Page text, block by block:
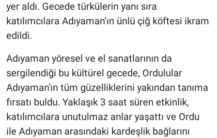
yer aldı. Gecede türkülerin yanı sıra
katılımcılara Adıyaman’ın ünlü çiğ köftesi ikram
edildi.
Adıyaman yöresel ve el sanatlarının da
sergilendiği bu kültürel gecede, Ordulular
Adıyaman'ın tüm güzelliklerini yakından tanıma
fırsatı buldu. Yaklaşık 3 saat süren etkinlik,
katılımcılara unutulmaz anlar yaşattı ve Ordu
ile Adıyaman arasındaki kardeşlik bağlarını